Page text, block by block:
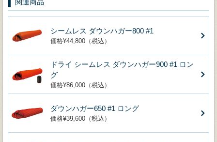
シームレス ダウンハガー800 #1
価格¥44,800（税込）
ドライ シームレス ダウンハガー900 #1 ロン
グ
価格¥86,000（税込）
ダウンハガー650 #1 ロング
価格¥39,600（税込）